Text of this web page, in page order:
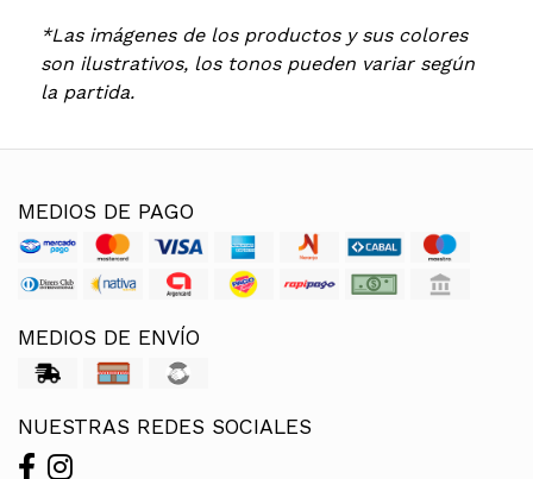
*Las imágenes de los productos y sus colores
son ilustrativos, los tonos pueden variar según
la partida.
MEDIOS DE PAGO
MEDIOS DE ENVÍO
NUESTRAS REDES SOCIALES